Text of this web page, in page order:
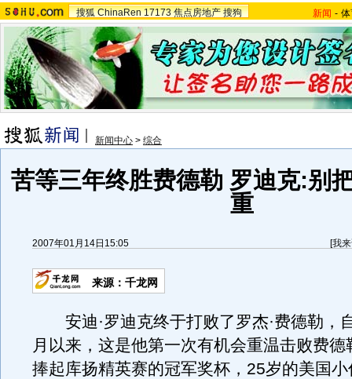
搜狐 ChinaRen 17173 焦点房地产 搜狗 新闻 -
新闻中心 > 综合
苦等三年终胜费德勒 罗迪克:别
重
2007年01月14日15:05 [我
来源：千龙网
安迪·罗迪克终于打败了罗杰·费德勒，
月以来，这是他第一次有机会重温击败费德
捧起库扬精英赛的冠军奖杯，25岁的美国